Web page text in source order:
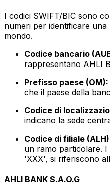
I codici SWIFT/BIC sono
numeri per identificare
mondo.
Codice bancario
rappresentano AHLI
Prefisso paese (OM):
che il paese della
Codice di
indicano la sede
Codice di filiale
un ramo particolare.
'XXX', si riferiscono
AHLI BANK S.A.O.G